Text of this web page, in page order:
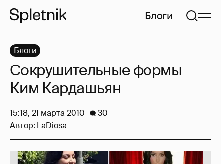
Блоги
Блоги
Сокрушительные формы
Ким Кардашьян
15:18, 21 марта 2010
30
Автор: LaDiosa